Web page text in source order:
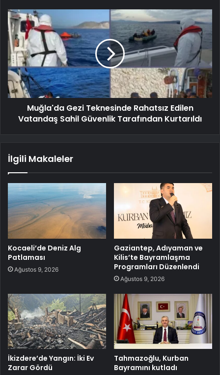
Muğla'da Gezi Teknesinde Rahatsız Edilen
Vatandaş Sahil Güvenlik Tarafından Kurtarıldı
İlgili Makaleler
Kocaeli’de Deniz Alg
Patlaması
Ağustos 9, 2026
Gaziantep, Adıyaman ve
Kilis’te Bayramlaşma
Programları Düzenlendi
Ağustos 9, 2026
İkizdere’de Yangın: İki Ev
Zarar Gördü
Tahmazoğlu, Kurban
Bayramını kutladı